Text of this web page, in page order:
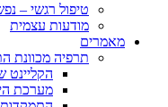
טיפול רגשי –
מודעות עצמית
מאמרים
תרפיה מכוונת
הקליינט
מערכת